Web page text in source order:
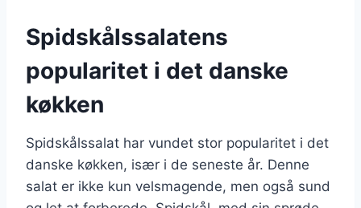
Spidskålssalatens
popularitet i det danske
køkken
Spidskålssalat har vundet stor popularitet i det
danske køkken, især i de seneste år. Denne
salat er ikke kun velsmagende, men også sund